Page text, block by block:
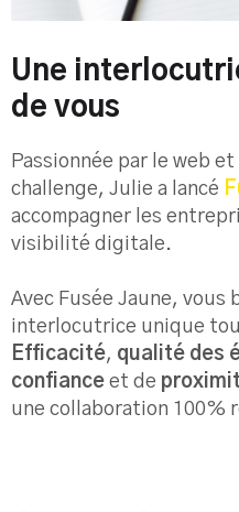
Une
de vous
Passionnée par le web
challenge, Julie a lancé
accompagner les
visibilité digitale.
Avec Fusée Jaune, vous
interlocutrice unique
Efficacité, qualité des
confiance et de
une collaboration 100%